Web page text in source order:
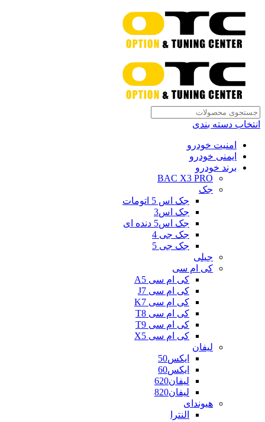
انتخاب دسته بندی
امنیت خودرو
ایمنی خودرو
برند خودرو
BAC X3 PRO
جک
جک اس 5 اتومات
جک اس3
جک اس5 دنده ای
جک جی 4
جک جی 5
جیلی
کی ام سی
کی ام سی A5
کی ام سی J7
کی ام سی K7
کی ام سی T8
کی ام سی T9
کی ام سی X5
لیفان
ایکس50
ایکس60
لیفان620
لیفان820
هیوندای
النترا